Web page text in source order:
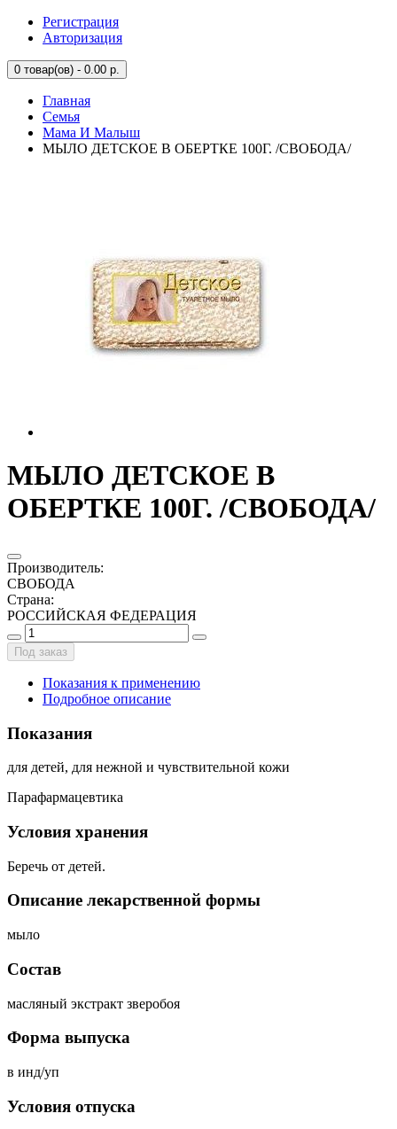
Регистрация
Авторизация
0 товар(ов) - 0.00 р.
Главная
Семья
Мама И Малыш
МЫЛО ДЕТСКОЕ В ОБЕРТКЕ 100Г. /СВОБОДА/
МЫЛО ДЕТСКОЕ В
ОБЕРТКЕ 100Г. /СВОБОДА/
Производитель:
СВОБОДА
Страна:
РОССИЙСКАЯ ФЕДЕРАЦИЯ
Под заказ
Показания к применению
Подробное описание
Показания
для детей, для нежной и чувствительной кожи
Парафармацевтика
Условия хранения
Беречь от детей.
Описание лекарственной формы
мыло
Состав
масляный экстракт зверобоя
Форма выпуска
в инд/уп
Условия отпуска